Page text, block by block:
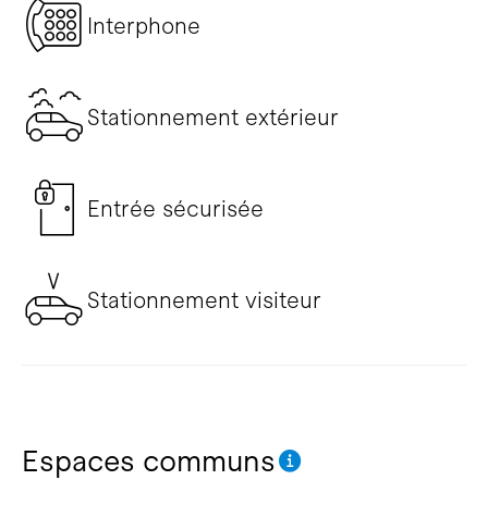
Interphone
Stationnement extérieur
Entrée sécurisée
Stationnement visiteur
Espaces communs